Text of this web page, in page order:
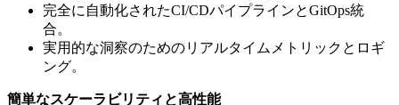
完全に自動化されたCI/CDパイプラインとGitOps統
合。
実用的な洞察のためのリアルタイムメトリックとロギ
ング。
簡単なスケーラビリティと高性能